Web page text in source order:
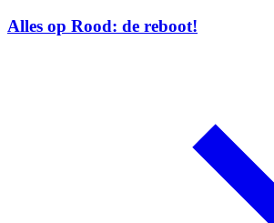
Alles op Rood: de reboot!